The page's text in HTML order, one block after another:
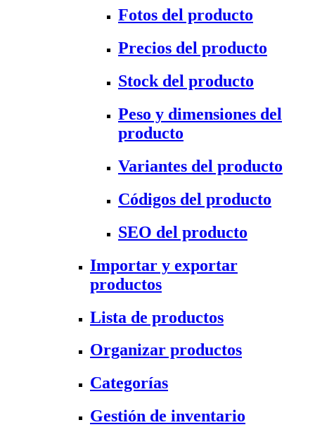
Fotos del producto
Precios del producto
Stock del producto
Peso y dimensiones del
producto
Variantes del producto
Códigos del producto
SEO del producto
Importar y exportar
productos
Lista de productos
Organizar productos
Categorías
Gestión de inventario